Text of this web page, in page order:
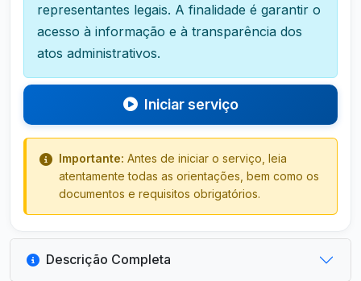
representantes legais. A finalidade é garantir o
acesso à informação e à transparência dos
atos administrativos.
Iniciar serviço
Importante: Antes de iniciar o serviço, leia
atentamente todas as orientações, bem como os
documentos e requisitos obrigatórios.
Descrição Completa